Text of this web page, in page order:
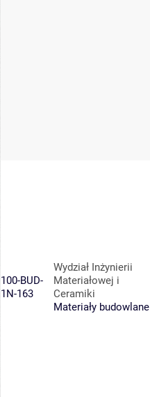
100-BUD-
1N-163
Wydział Inżynierii
Materiałowej i
Ceramiki
Materiały budowlane